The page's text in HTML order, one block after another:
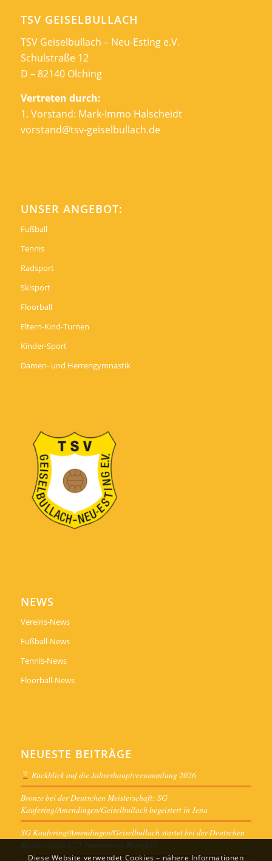
TSV GEISELBULLACH
TSV Geiselbullach – Neu-Esting e.V.
Schulstraße 12
D – 82140 Olching
Vertreten durch:
1. Vorstand: Mark-Immo Halscheidt
vorstand@tsv-geiselbullach.de
UNSER ANGEBOT:
Fußball
Tennis
Radsport
Skisport
Floorball
Eltern-Kind-Turnen
Kinder-Sport
Damen- und Herrengymnastik
NEWS
Vereins-News
Fußball-News
Tennis-News
Floorball-News
NEUESTE BEITRÄGE
Rückblick auf die Jahreshauptversammlung 2026
Bronze bei der Deutschen Meisterschaft: SG
Kaufering/Amendingen/Geiselbullach begeistert in Jena
SG Kaufering/Amendingen/Geiselbullach startet bei der Deutschen
Meisterschaft U13 Juniorinnen Kleinfeld
Diese Website verwendet Cookies – nähere Informationen